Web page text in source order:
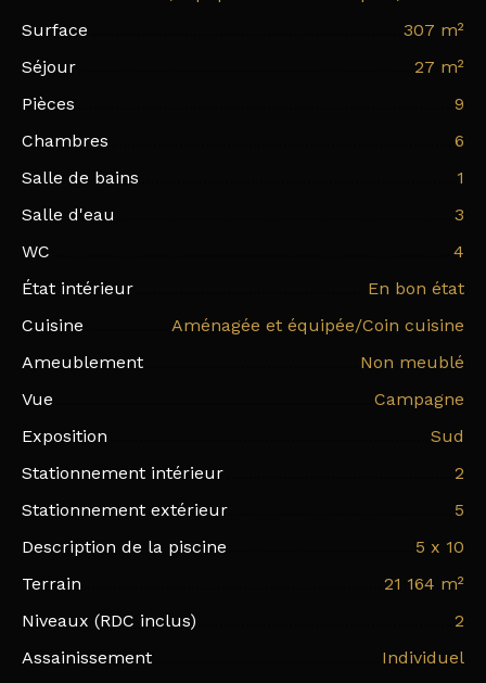
Surface
307 m²
Séjour
27 m²
Pièces
9
Chambres
6
Salle de bains
1
Salle d'eau
3
WC
4
État intérieur
En bon état
Cuisine
Aménagée et équipée/Coin cuisine
Ameublement
Non meublé
Vue
Campagne
Exposition
Sud
Stationnement intérieur
2
Stationnement extérieur
5
Description de la piscine
5 x 10
Terrain
21 164 m²
Niveaux (RDC inclus)
2
Assainissement
Individuel